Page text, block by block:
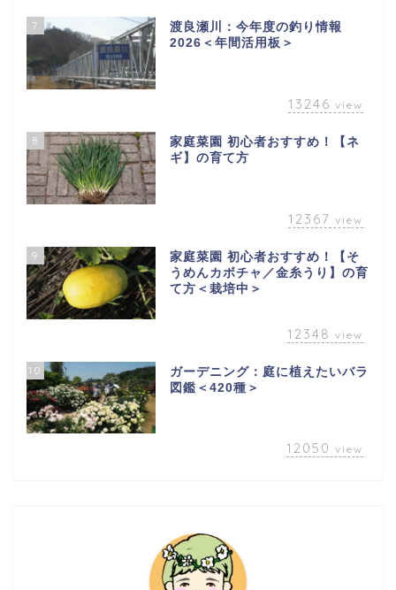
7
渡良瀬川：今年度の釣り情報
2026＜年間活用板＞
13246 view
8
家庭菜園 初心者おすすめ！【ネ
ギ】の育て方
12367 view
9
家庭菜園 初心者おすすめ！【そ
うめんカボチャ／金糸うり】の育
て方＜栽培中＞
12348 view
10
ガーデニング：庭に植えたいバラ
図鑑＜420種＞
12050 view